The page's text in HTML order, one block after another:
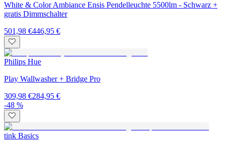
White & Color Ambiance Ensis Pendelleuchte 5500lm - Schwarz +
gratis Dimmschalter
501,98 €446,95 €
Philips Hue
Play Wallwasher + Bridge Pro
309,98 €284,95 €
-48 %
tink Basics